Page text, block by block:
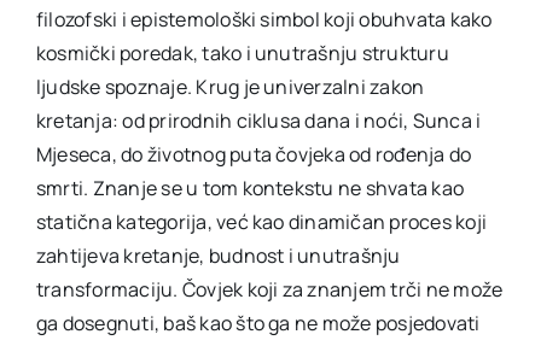
filozofski i epistemološki simbol koji obuhvata kako
kosmički poredak, tako i unutrašnju strukturu
ljudske spoznaje. Krug je univerzalni zakon
kretanja: od prirodnih ciklusa dana i noći, Sunca i
Mjeseca, do životnog puta čovjeka od rođenja do
smrti. Znanje se u tom kontekstu ne shvata kao
statična kategorija, već kao dinamičan proces koji
zahtijeva kretanje, budnost i unutrašnju
transformaciju. Čovjek koji za znanjem trči ne može
ga dosegnuti, baš kao što ga ne može posjedovati